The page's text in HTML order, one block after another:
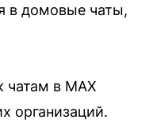
в домовые чаты,
чатам в MAX
организаций.